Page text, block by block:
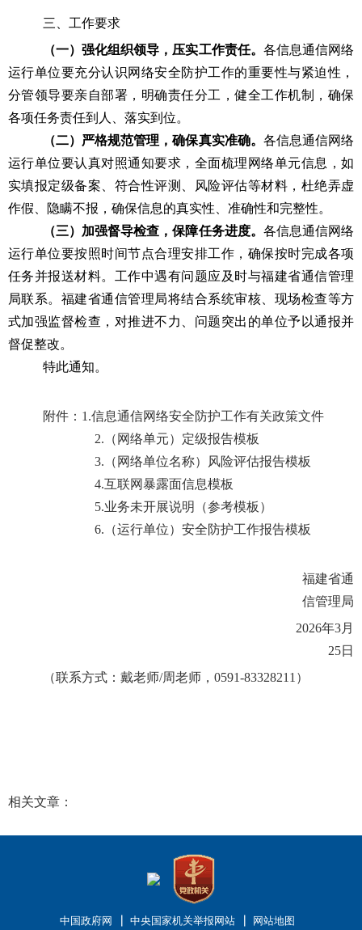
三、工作要求
（一）强化组织领导，压实工作责任。 各信息通信网络
运行单位要充分认识网络安全防护工作的重要性与紧迫性，
分管领导要亲自部署，明确责任分工，健全工作机制，确保
各项任务责任到人、落实到位。
（二）严格规范管理，确保真实准确。 各信息通信网络
运行单位要认真对照通知要求，全面梳理网络单元信息，如
实填报定级备案、符合性评测、风险评估等材料，杜绝弄虚
作假、隐瞒不报，确保信息的真实性、准确性和完整性。
（三）加强督导检查，保障任务进度。 各信息通信网络
运行单位要按照时间节点合理安排工作，确保按时完成各项
任务并报送材料。工作中遇有问题应及时与福建省通信管理
局联系。福建省通信管理局将结合系统审核、现场检查等方
式加强监督检查，对推进不力、问题突出的单位予以通报并
督促整改。
特此通知。
附件： 1.信息通信网络安全防护工作有关政策文件
2.（网络单元）定级报告模板
3.（网络单位名称）风险评估报告模板
4.互联网暴露面信息模板
5.业务未开展说明（参考模板）
6.（运行单位）安全防护工作报告模板
福建省通
信管理局
2026年3月
25日
（联系方式 ： 戴老师/周老师，0591-83328211 ）
相关文章：
中国政府网 中央国家机关举报网站 网站地图